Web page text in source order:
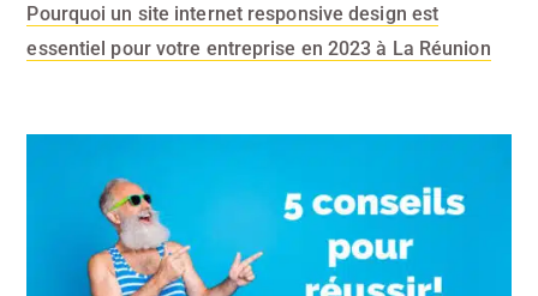
Pourquoi un site internet responsive design est
essentiel pour votre entreprise en 2023 à La Réunion